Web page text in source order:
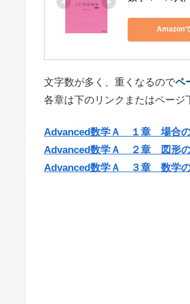
Amazon
文字数が多く、重くなるのでペ
各章は下のリンクまたはページ
Advanced数学Ａ １章 場合
Advanced数学Ａ ２章 図形
Advanced数学Ａ ３章 数学の